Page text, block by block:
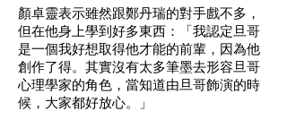
顏卓靈表示雖然跟鄭丹瑞的對手戲不多，
但在他身上學到好多東西：「我認定旦哥
是一個我好想取得他才能的前輩，因為他
創作了得。其實沒有太多筆墨去形容旦哥
心理學家的角色，當知道由旦哥飾演的時
候，大家都好放心。」